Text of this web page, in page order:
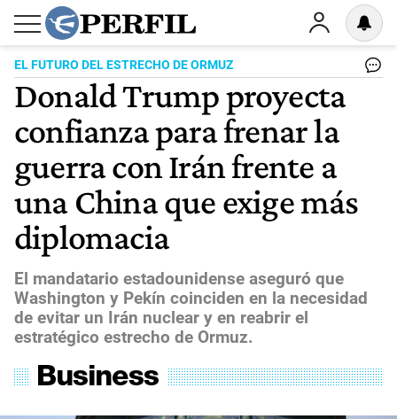
EL FUTURO DEL ESTRECHO DE ORMUZ
Donald Trump proyecta
confianza para frenar la
guerra con Irán frente a
una China que exige más
diplomacia
El mandatario estadounidense aseguró que
Washington y Pekín coinciden en la necesidad
de evitar un Irán nuclear y en reabrir el
estratégico estrecho de Ormuz.